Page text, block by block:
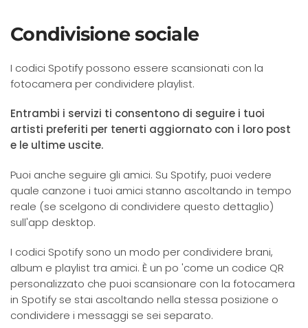
Condivisione sociale
I codici Spotify possono essere scansionati con la
fotocamera per condividere playlist.
Entrambi i servizi ti consentono di seguire i tuoi
artisti preferiti per tenerti aggiornato con i loro post
e le ultime uscite.
Puoi anche seguire gli amici. Su Spotify, puoi vedere
quale canzone i tuoi amici stanno ascoltando in tempo
reale (se scelgono di condividere questo dettaglio)
sull'app desktop.
I codici Spotify sono un modo per condividere brani,
album e playlist tra amici. È un po 'come un codice QR
personalizzato che puoi scansionare con la fotocamera
in Spotify se stai ascoltando nella stessa posizione o
condividere i messaggi se sei separato.